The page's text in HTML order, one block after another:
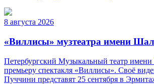
8 августа 2026
«Виллисы» музтеатра имени
Петербургский Музыкальный театр
премьеру спектакля «Виллисы». Своё
Пуччини представят 25 сентября в